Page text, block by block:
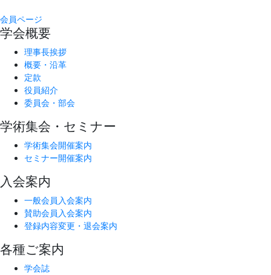
会員ページ
学会概要
理事長挨拶
概要・沿革
定款
役員紹介
委員会・部会
学術集会・セミナー
学術集会開催案内
セミナー開催案内
入会案内
一般会員入会案内
賛助会員入会案内
登録内容変更・退会案内
各種ご案内
学会誌